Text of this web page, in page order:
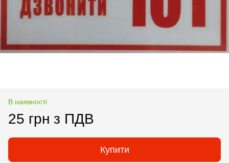
В наявності
25 грн з ПДВ
Купити